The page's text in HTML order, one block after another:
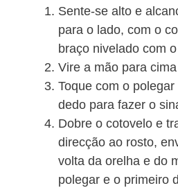
Sente-se alto e
para o lado, com o
braço nivelado com
Vire a mão para
Toque com o
dedo para fazer o
Dobre o cotovelo e
direcção ao rosto,
volta da orelha e do
polegar e o primeiro